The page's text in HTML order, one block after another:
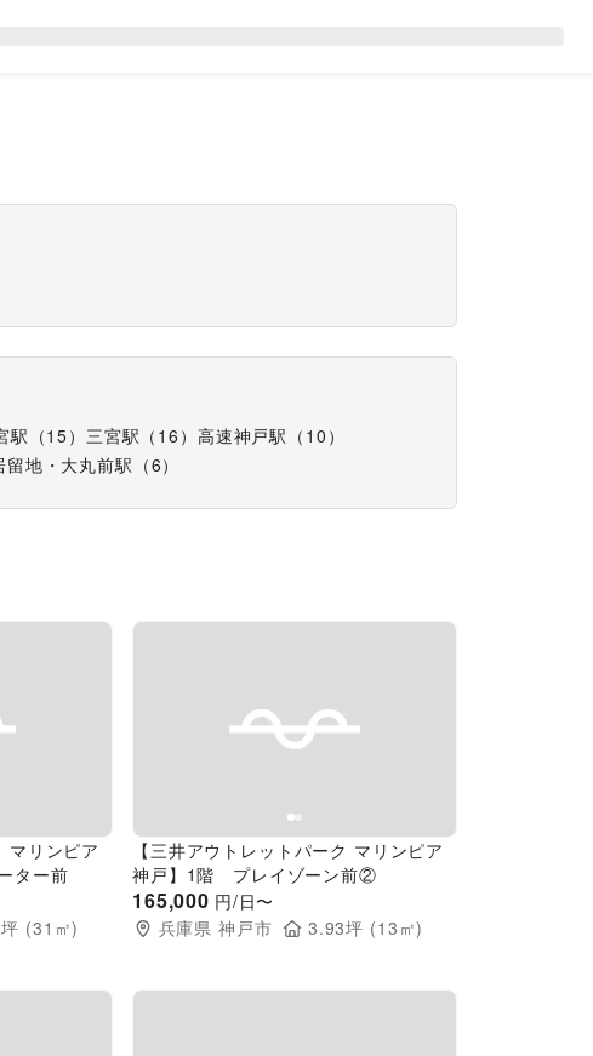
駅 （15） 三宮駅 （ 16 ） 高速神戸駅 （ 10 ）
留地・大丸前駅 （6）
マリンピア
ター前
坪 (31 ㎡)
Previous slide
【三井アウトレットパーク マリンピア
神戸】1階 プレイゾーン前②
165,000 円/日〜
兵庫県 神戸市 3.93坪 (13 ㎡)